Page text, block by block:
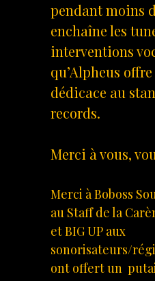
pendant moins
enchaîne les
interventions
qu’Alpheus
dédicace au
records.
Merci à vous,
Merci à Boboss
au Staff de la
et BIG UP aux
sonorisateurs/
ont offert un